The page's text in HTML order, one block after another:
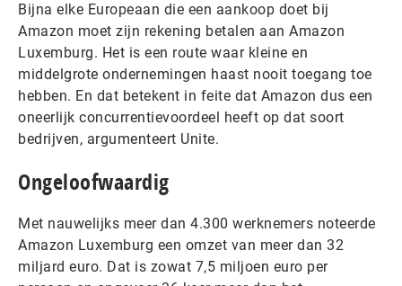
Bijna elke Europeaan die een aankoop doet bij
Amazon moet zijn rekening betalen aan Amazon
Luxemburg. Het is een route waar kleine en
middelgrote ondernemingen haast nooit toegang toe
hebben. En dat betekent in feite dat Amazon dus een
oneerlijk concurrentievoordeel heeft op dat soort
bedrijven, argumenteert Unite.
Ongeloofwaardig
Met nauwelijks meer dan 4.300 werknemers noteerde
Amazon Luxemburg een omzet van meer dan 32
miljard euro. Dat is zowat 7,5 miljoen euro per